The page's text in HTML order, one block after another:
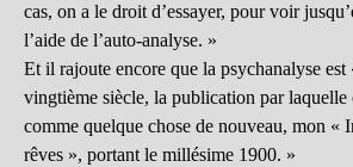
cas, on a le droit d’essayer, pour voir
l’aide de l’auto-analyse. »
Et il rajoute encore que la psychanalyse est
vingtième siècle, la publication par laquelle
comme quelque chose de nouveau, mon «
rêves », portant le millésime 1900. »